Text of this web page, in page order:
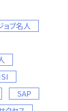
ブ名人
SAP